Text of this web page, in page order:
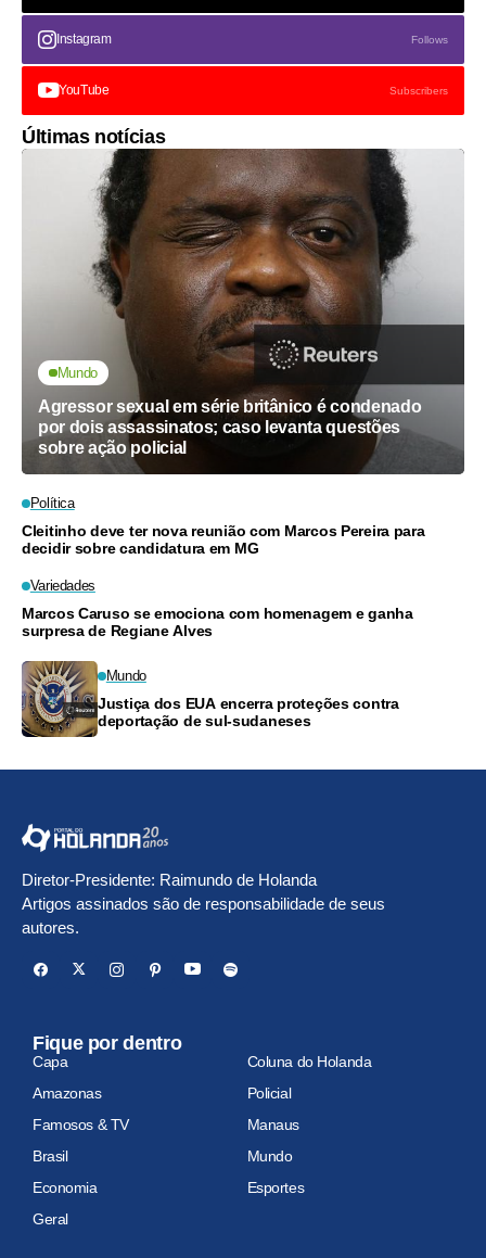
Instagram Follows
YouTube Subscribers
Últimas notícias
Mundo
Agressor sexual em série britânico é condenado
por dois assassinatos; caso levanta questões
sobre ação policial
Política
Cleitinho deve ter nova reunião com Marcos Pereira para
decidir sobre candidatura em MG
Variedades
Marcos Caruso se emociona com homenagem e ganha
surpresa de Regiane Alves
Mundo
Justiça dos EUA encerra proteções contra
deportação de sul-sudaneses
Diretor-Presidente: Raimundo de Holanda
Artigos assinados são de responsabilidade de seus
autores.
Fique por dentro
Capa
Coluna do Holanda
Amazonas
Policial
Famosos & TV
Manaus
Brasil
Mundo
Economia
Esportes
Geral